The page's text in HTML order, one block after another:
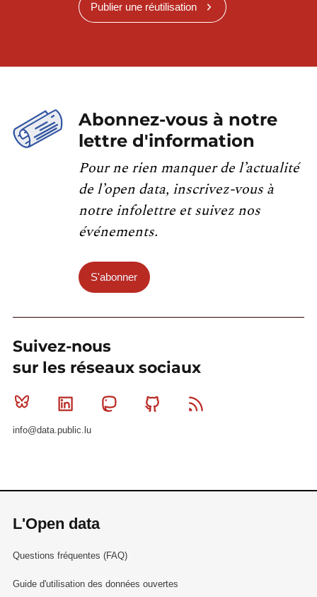
Publier une réutilisation
Abonnez-vous à notre
lettre d'information
Pour ne rien manquer de l’actualité
de l’open data, inscrivez-vous à
notre infolettre et suivez nos
événements.
S'abonner
Suivez-nous
sur les réseaux sociaux
Bluesky Linkedin MastodonGithub
info@data.public.lu
L'Open data
Questions fréquentes (FAQ)
Guide d'utilisation des données ouvertes